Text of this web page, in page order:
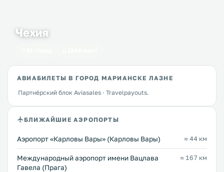
Чехия
АВИАБИЛЕТЫ В ГОРОД МАРИАНСКЕ ЛАЗНЕ
Партнёрский блок Aviasales · Travelpayouts.
БЛИЖАЙШИЕ АЭРОПОРТЫ
Аэропорт «Карловы Вары» (Карловы Вары) ≈ 44 км
Международный аэропорт имени Вацлава
Гавела (Прага)
≈ 167 км